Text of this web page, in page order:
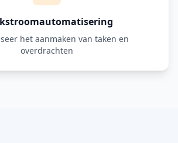
het aanmaken van taken en
overdrachten